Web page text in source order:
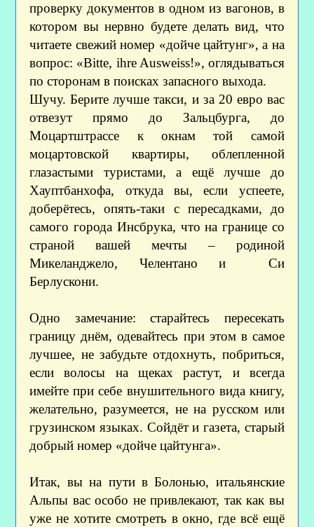
проверку документов в одном из вагонов, в
котором вы нервно будете делать вид, что
читаете свежий номер «дойче цайтунг», а на
вопрос: «Bitte, ihre Ausweiss!», оглядываться
по сторонам в поисках запасного выхода.
Шучу. Берите лучше такси, и за 20 евро вас
отвезут прямо до Зальцбурга, до
Моцартштрассе к окнам той самой
моцартовской квартиры, облепленной
глазастыми туристами, а ещё лучше до
Хауптбанхофа, откуда вы, если успеете,
доберётесь, опять-таки с пересадками, до
самого города Инсбрука, что на границе со
страной вашей мечты – родиной
Микеланджело, Челентано и Си
Берлускони.
Одно замечание: старайтесь пересекать
границу днём, одевайтесь при этом в самое
лучшее, не забудьте отдохнуть, побриться,
если волосы на щеках растут, и всегда
имейте при себе внушительного вида книгу,
желательно, разумеется, не на русском или
грузинском языках. Сойдёт и газета, старый
добрый номер «дойче цайтунга».
Итак, вы на пути в Болонью, итальянские
Альпы вас особо не привлекают, так как вы
уже не хотите смотреть в окно, где всё ещё